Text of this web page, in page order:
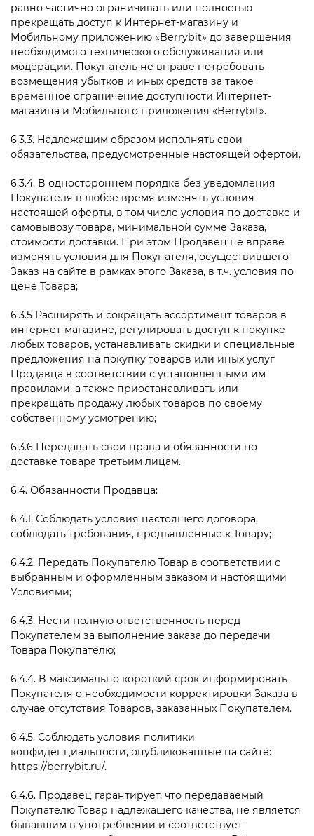
равно частично ограничивать или полностью
прекращать доступ к Интернет-магазину и
Мобильному приложению «Berrybit» до завершения
необходимого технического обслуживания или
модерации. Покупатель не вправе потребовать
возмещения убытков и иных средств за такое
временное ограничение доступности Интернет-
магазина и Мобильного приложения «Berrybit».
6.3.3. Надлежащим образом исполнять свои
обязательства, предусмотренные настоящей офертой.
6.3.4. В одностороннем порядке без уведомления
Покупателя в любое время изменять условия
настоящей оферты, в том числе условия по доставке и
самовывозу товара, минимальной сумме Заказа,
стоимости доставки. При этом Продавец не вправе
изменять условия для Покупателя, осуществившего
Заказ на сайте в рамках этого Заказа, в т.ч. условия по
цене Товара;
6.3.5 Расширять и сокращать ассортимент товаров в
интернет-магазине, регулировать доступ к покупке
любых товаров, устанавливать скидки и специальные
предложения на покупку товаров или иных услуг
Продавца в соответствии с установленными им
правилами, а также приостанавливать или
прекращать продажу любых товаров по своему
собственному усмотрению;
6.3.6 Передавать свои права и обязанности по
доставке товара третьим лицам.
6.4. Обязанности Продавца:
6.4.1. Соблюдать условия настоящего договора,
соблюдать требования, предъявленные к Товару;
6.4.2. Передать Покупателю Товар в соответствии с
выбранным и оформленным заказом и настоящими
Условиями;
6.4.3. Нести полную ответственность перед
Покупателем за выполнение заказа до передачи
Товара Покупателю;
6.4.4. В максимально короткий срок информировать
Покупателя о необходимости корректировки Заказа в
случае отсутствия Товаров, заказанных Покупателем.
6.4.5. Соблюдать условия политики
конфиденциальности, опубликованные на сайте:
https://berrybit.ru/.
6.4.6. Продавец гарантирует, что передаваемый
Покупателю Товар надлежащего качества, не является
бывавшим в употреблении и соответствует